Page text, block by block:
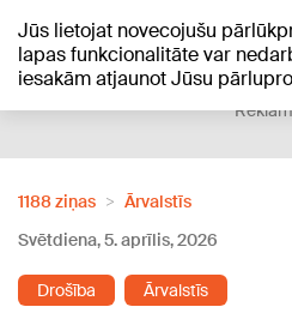
Jūs lietojat novecojušu
lapas funkcionalitāte var
iesakām atjaunot Jūsu
+21°C
1188 ziņas
Ārvalstīs
Svētdiena, 5. aprīlis, 2026
Drošība Ārvalstīs